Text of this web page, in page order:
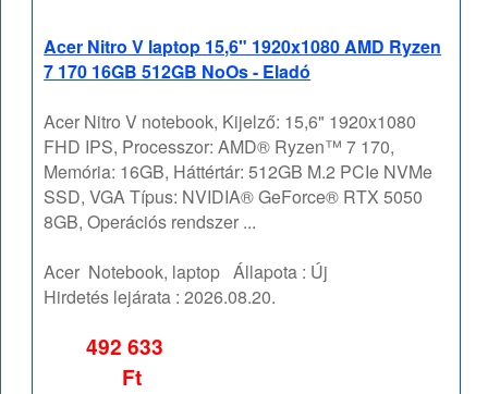
Acer Nitro V laptop 15,6" 1920x1080 AMD Ryzen
7 170 16GB 512GB NoOs - Eladó
Acer Nitro V notebook, Kijelző: 15,6" 1920x1080
FHD IPS, Processzor: AMD® Ryzen™ 7 170,
Memória: 16GB, Háttértár: 512GB M.2 PCIe NVMe
SSD, VGA Típus: NVIDIA® GeForce® RTX 5050
8GB, Operációs rendszer ...
Acer Notebook, laptop Állapota : Új
Hirdetés lejárata :2026.08.20.
492 633
Ft